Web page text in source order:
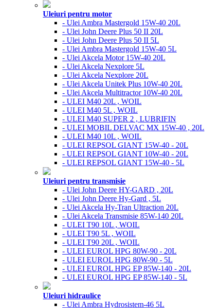
Uleiuri pentru motor
- Ulei Ambra Mastergold 15W-40 20L
- Ulei John Deere Plus 50 II 20L
- Ulei John Deere Plus 50 II 5L
- Ulei Ambra Mastergold 15W-40 5L
- Ulei Akcela Motor 15W-40 20L
- Ulei Akcela Nexplore 5L
- Ulei Akcela Nexplore 20L
- Ulei Akcela Unitek Plus 10W-40 20L
- Ulei Akcela Multitractor 10W-40 20L
- ULEI M40 20L , WOIL
- ULEI M40 5L , WOIL
- ULEI M40 SUPER 2 , LUBRIFIN
- ULEI MOBIL DELVAC MX 15W-40 , 20L
- ULEI M40 10L , WOIL
- ULEI REPSOL GIANT 15W-40 - 20L
- ULEI REPSOL GIANT 10W-40 - 20L
- ULEI REPSOL GIANT 15W-40 - 5L
Uleiuri pentru transmisie
- Ulei John Deere HY-GARD , 20L
- Ulei John Deere Hy-Gard , 5L
- Ulei Akcela Hy-Tran Ultraction 20L
- Ulei Akcela Transmisie 85W-140 20L
- ULEI T90 10L , WOIL
- ULEI T90 5L , WOIL
- ULEI T90 20L , WOIL
- ULEI EUROL HPG 80W-90 - 20L
- ULEI EUROL HPG 80W-90 - 5L
- ULEI EUROL HPG EP 85W-140 - 20L
- ULEI EUROL HPG EP 85W-140 - 5L
Uleiuri hidraulice
- Ulei Ambra Hydrosistem-46 5L